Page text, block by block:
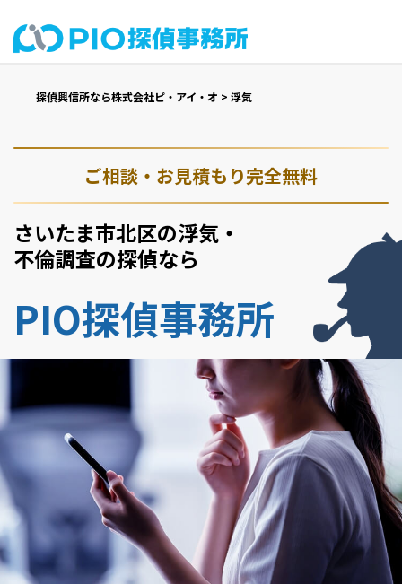
探偵興信所なら株式会社ピ・アイ・オ > 浮気
ご相談・お見積もり完全無料
さいたま市北区の浮気・
不倫調査の探偵なら
PIO探偵事務所